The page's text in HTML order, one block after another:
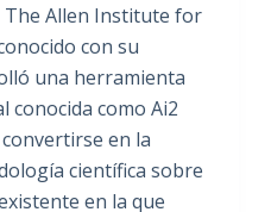
The Allen Institute for
con su
una herramienta
conocida como Ai2
en la
científica sobre
en la que